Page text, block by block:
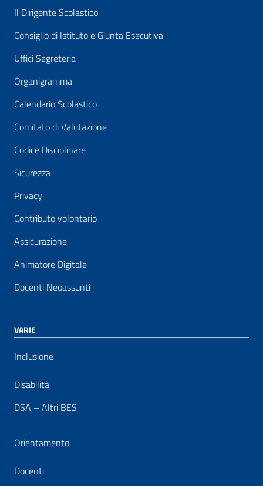
Il Dirigente Scolastico
Consiglio di Istituto e Giunta Esecutiva
Uffici Segreteria
Organigramma
Calendario Scolastico
Comitato di Valutazione
Codice Disciplinare
Sicurezza
Privacy
Contributo volontario
Assicurazione
Animatore Digitale
Docenti Neoassunti
VARIE
Inclusione
Disabilità
DSA – Altri BES
Orientamento
Docenti